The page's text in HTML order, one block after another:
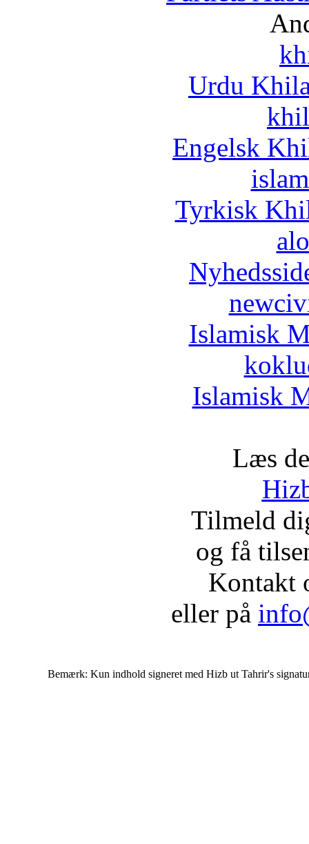
Urdu
Engelsk
Tyrkisk
Islamisk
Islamisk
Læs
Tilmeld
og få
Kontakt
eller på
Bemærk: Kun indhold signeret med Hizb ut Tahrir's